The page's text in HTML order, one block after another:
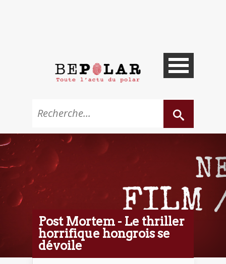
Post Mortem - Le thriller
horrifique hongrois se
dévoile